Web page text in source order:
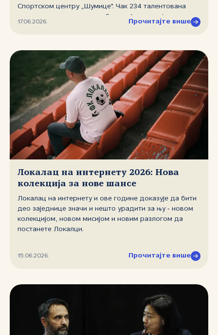
Спортском центру „Шумице". Чак 234 талентована
такмичара из пет држава бивше Југославије,
распоређена у 78 тимова, радила су на решавању
његовом успешном одржавању.
17.06.2026. Прочитајте више
Локалац на интернету 2026: Нова
колекција за нове шансе
Локалац на интернету и ове године доказује да бити
део заједнице значи и нешто урадити за њу ‑ новом
колекцијом, новом мисијом и новим разлогом да
постанете Локалци.
15.06.2026. Прочитајте више